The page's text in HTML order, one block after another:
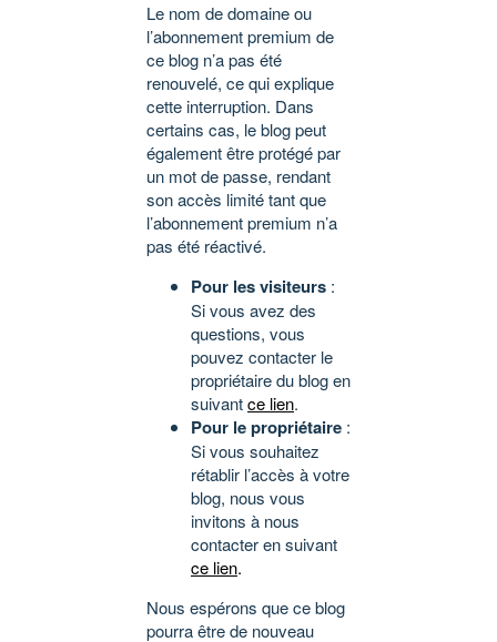
Le nom de domaine ou
l’abonnement premium de
ce blog n’a pas été
renouvelé, ce qui explique
cette interruption. Dans
certains cas, le blog peut
également être protégé par
un mot de passe, rendant
son accès limité tant que
l’abonnement premium n’a
pas été réactivé.
Pour les visiteurs :
Si vous avez des
questions, vous
pouvez contacter le
propriétaire du blog en
suivantce lien.
Pour le propriétaire :
Si vous souhaitez
rétablir l’accès à votre
blog, nous vous
invitons à nous
contacter en suivant
ce lien.
Nous espérons que ce blog
pourra être de nouveau